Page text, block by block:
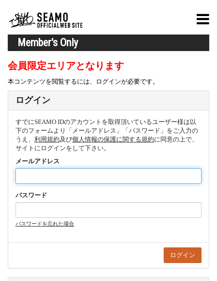
Member's Only
会員限定エリアとなります
本コンテンツを閲覧するには、ログインが必要です。
ログイン
すでにSEAMO IDのアカウントを取得頂いているユーザー様は以
下のフォームより「メールアドレス」「パスワード」をご入力の
うえ、 利用規約及び個人情報の保護に関する規約に同意の上で、
サイトにログインをして下さい。
メールアドレス
パスワード
パスワードを忘れた場合